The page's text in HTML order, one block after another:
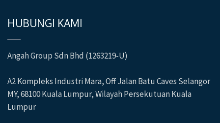
HUBUNGI KAMI
Angah Group Sdn Bhd (1263219-U)
A2 Kompleks Industri Mara, Off Jalan Batu Caves Selangor
MY, 68100 Kuala Lumpur, Wilayah Persekutuan Kuala
Lumpur